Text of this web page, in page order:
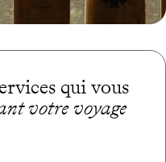
qui vous
votre voyage